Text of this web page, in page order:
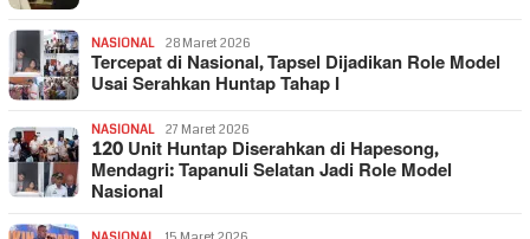
NASIONAL 28 Maret 2026
Tercepat di Nasional, Tapsel Dijadikan Role Model
Usai Serahkan Huntap Tahap I
NASIONAL 27 Maret 2026
120 Unit Huntap Diserahkan di Hapesong,
Mendagri: Tapanuli Selatan Jadi Role Model
Nasional